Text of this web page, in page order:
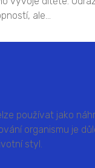
ale...
používat jako
organismu je
styl.